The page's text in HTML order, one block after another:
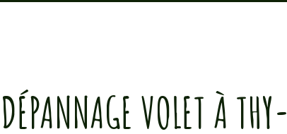
DÉPANNAGE VOLET À